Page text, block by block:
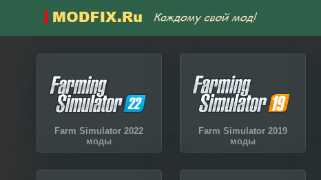
Farm Simulator 2022
моды
Farm Simulator 2019
моды